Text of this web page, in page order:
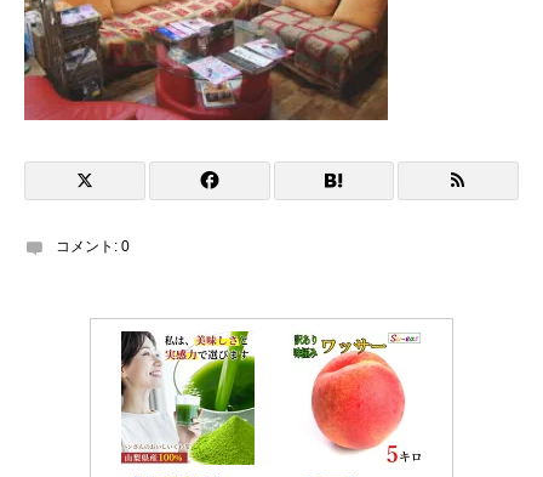
コメント: 0